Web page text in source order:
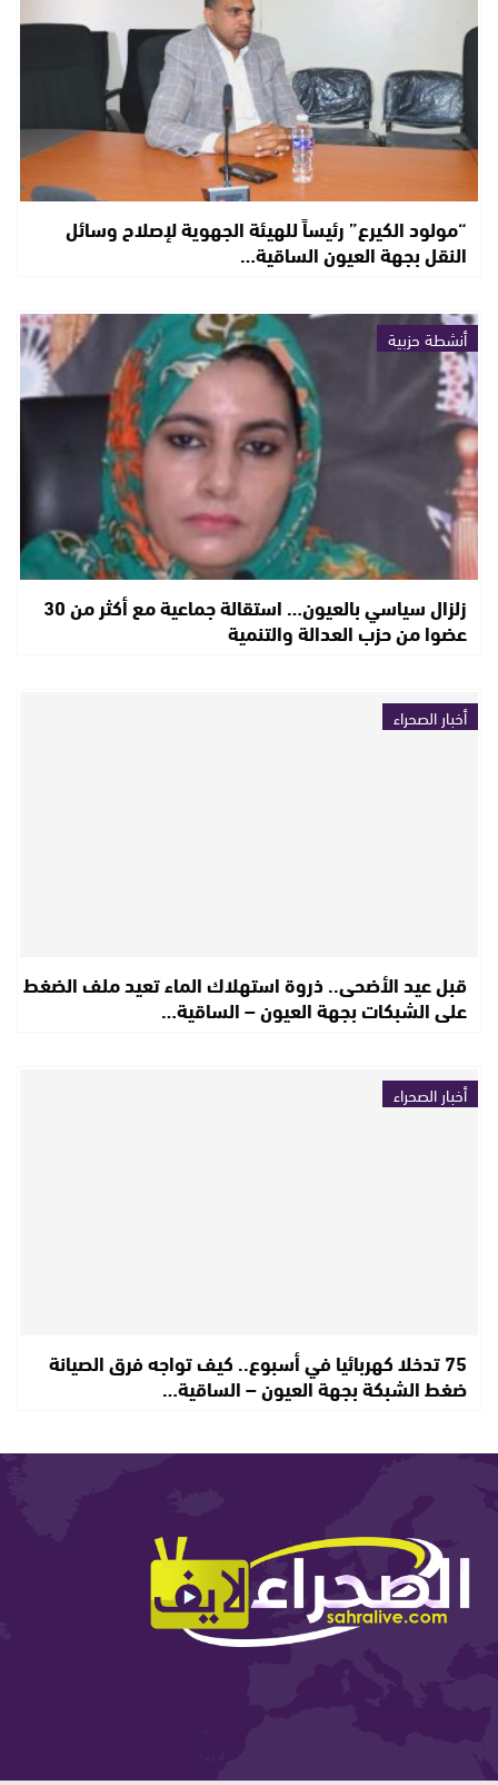
“مولود الكيرع” رئيساً للهيئة الجهوية لإصلاح وسائل
النقل بجهة العيون الساقية…
أنشطة حزبية
زلزال سياسي بالعيون… استقالة جماعية مع أكثر من 30
عضوا من حزب العدالة والتنمية
أخبار الصحراء
قبل عيد الأضحى.. ذروة استهلاك الماء تعيد ملف الضغط
على الشبكات بجهة العيون – الساقية…
أخبار الصحراء
75 تدخلا كهربائيا في أسبوع.. كيف تواجه فرق الصيانة
ضغط الشبكة بجهة العيون – الساقية…